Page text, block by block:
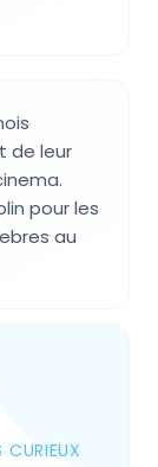
de leur
pour les
au